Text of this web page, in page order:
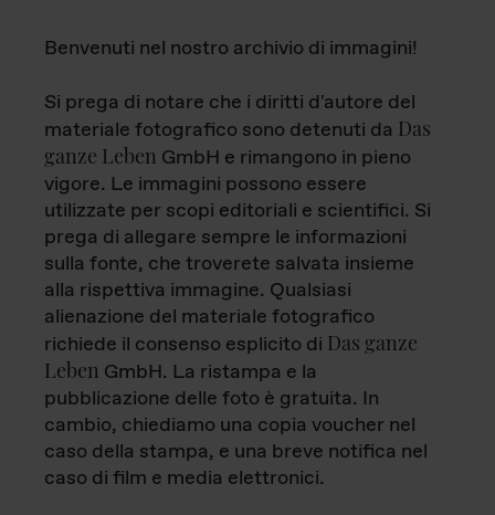
Benvenuti nel nostro archivio di immagini!
Si prega di notare che i diritti d'autore del
materiale fotografico sono detenuti da Das
ganze Leben GmbH e rimangono in pieno
vigore. Le immagini possono essere
utilizzate per scopi editoriali e scientifici. Si
prega di allegare sempre le informazioni
sulla fonte, che troverete salvata insieme
alla rispettiva immagine. Qualsiasi
alienazione del materiale fotografico
richiede il consenso esplicito di Das ganze
Leben GmbH. La ristampa e la
pubblicazione delle foto è gratuita. In
cambio, chiediamo una copia voucher nel
caso della stampa, e una breve notifica nel
caso di film e media elettronici.